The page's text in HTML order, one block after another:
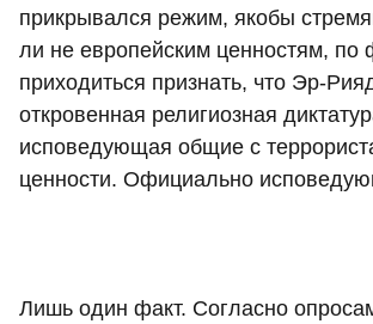
прикрывался режим, якобы
ли не европейским ценностям, по
приходиться признать, что Эр-
откровенная религиозная
исповедующая общие с
ценности. Официально
Лишь один факт. Согласно